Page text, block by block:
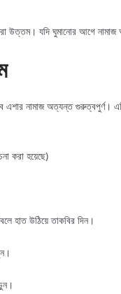
উত্তম। যদি ঘুমানোর আগে
এশার নামাজ অত্যন্ত
করা হয়েছে)
হাত উঠিয়ে তাকবির দিন।